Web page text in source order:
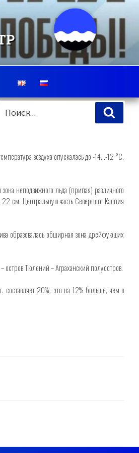
воздуха опускалась до -14…-12 °С,
неподвижного льда (припая) различного
см. Центральную часть Северного Каспия
образовалась обширная зона дрейфующих
остров Тюлений – Аграханский полуостров.
составляет 20%, это на 12% больше, чем в